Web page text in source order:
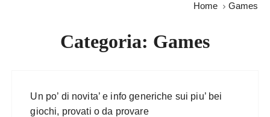
Home Games
Categoria: Games
Un po’ di novita’ e info generiche sui piu’ bei
giochi, provati o da provare